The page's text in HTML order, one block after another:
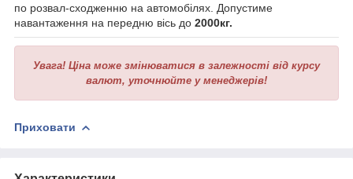
по розвал-сходженню на автомобілях. Допустиме
навантаження на передню вісь до 2000кг.
Увага! Ціна може змінюватися в залежності від курсу
валют, уточнюйте у менеджерів!
Приховати